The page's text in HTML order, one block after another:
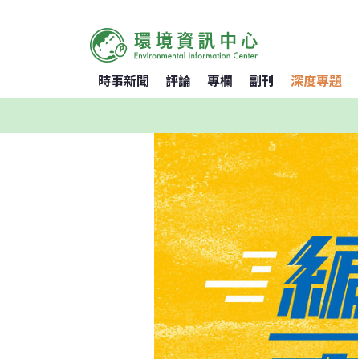
時事新聞 評論 專欄 副刊 深度專題